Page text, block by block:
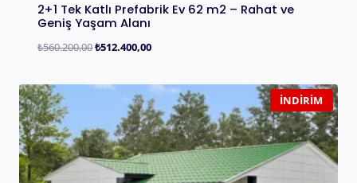
2+1 Tek Katlı Prefabrik Ev 62 m2 – Rahat ve
Geniş Yaşam Alanı
₺560.200,00₺512.400,00
İNDIRIM